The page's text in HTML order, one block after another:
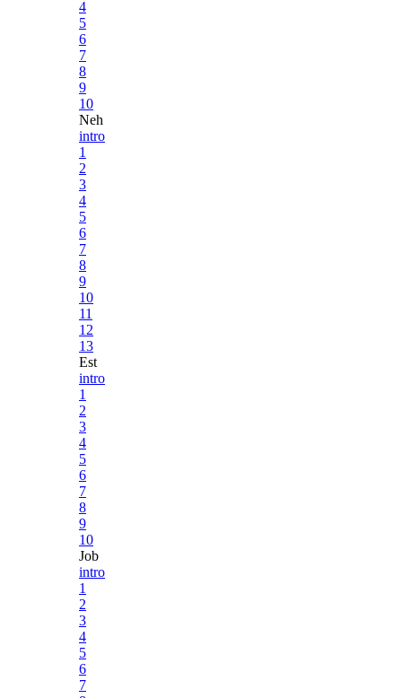
4
5
6
7
8
9
10
Neh
intro
1
2
3
4
5
6
7
8
9
10
11
12
13
Est
intro
1
2
3
4
5
6
7
8
9
10
Job
intro
1
2
3
4
5
6
7